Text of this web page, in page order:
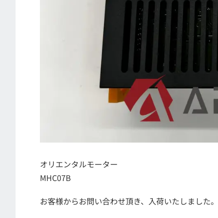
オリエンタルモーター
MHC07B
お客様からお問い合わせ頂き、入荷いたしました。